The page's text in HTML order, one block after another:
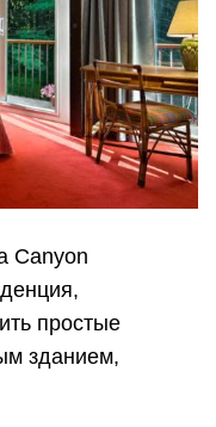
Canyon
простые
зданием,